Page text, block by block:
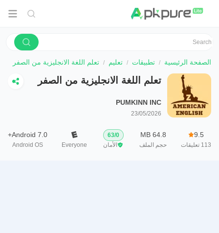
الصفحة الرئيسية تطبيقات تعليم تعلم اللغة الانجليزية من الصفر
تعلم اللغة الانجليزية من الصفر
PUMKINN INC
23/05/2026
9.5
113 تعليقات
64.8 MB
حجم الملف
0
/
63
الأمان
Everyone
Android 7.0+
Android OS